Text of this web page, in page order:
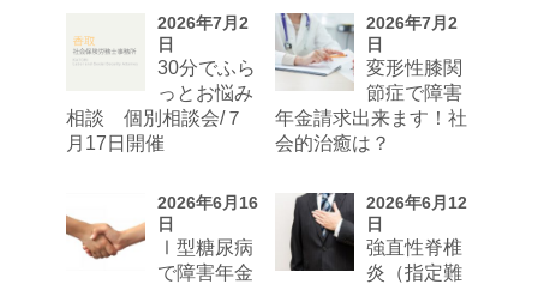
2026年7月2
日
30分でふら
っとお悩み
相談 個別相談会/７
月17日開催
2026年7月2
日
変形性膝関
節症で障害
年金請求出来ます！社
会的治癒は？
2026年6月16
日
Ⅰ型糖尿病
で障害年金
2026年6月12
日
強直性脊椎
炎（指定難